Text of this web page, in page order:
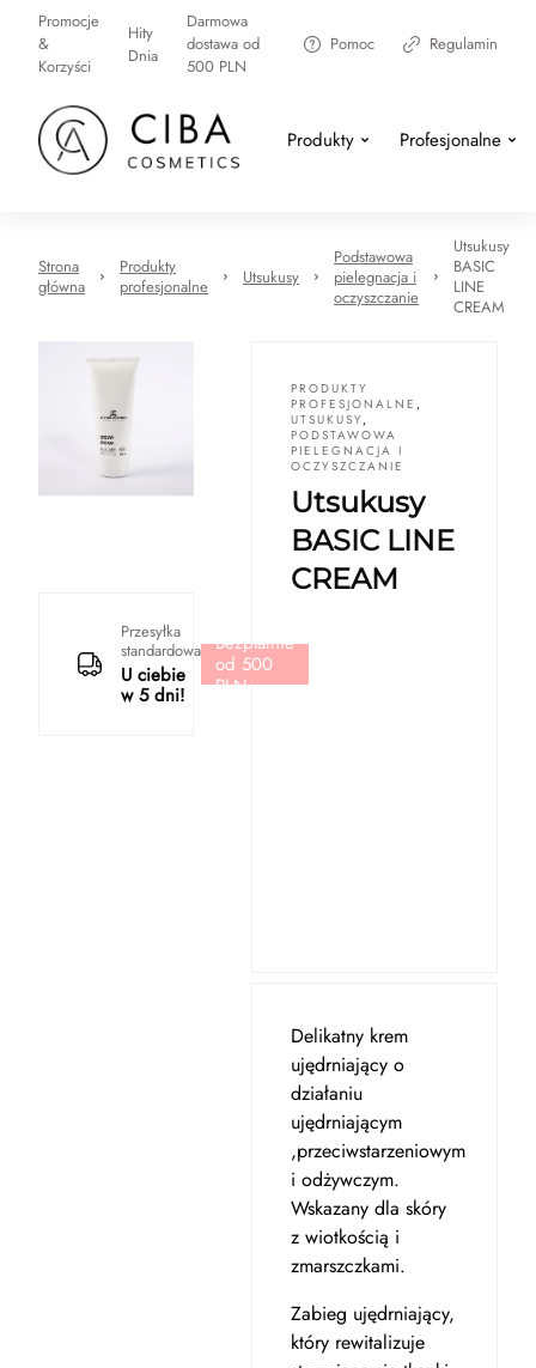
Promocje
&
Korzyści
Hity
Dnia
Darmowa
dostawa od
500 PLN
Pomoc Regulamin
Produkty Profesjonalne
Strona
główna
Produkty
profesjonalne
Utsukusy
Podstawowa
pielegnacja i
oczyszczanie
Utsukusy
BASIC
LINE
CREAM
Przesyłka
standardowa
U ciebie
w 5 dni!
Bezpłatnie
od 500
PLN
PRODUKTY
PROFESJONALNE ,
UTSUKUSY,
PODSTAWOWA
PIELEGNACJA I
OCZYSZCZANIE
Utsukusy
BASIC LINE
CREAM
Delikatny krem
ujędrniający o
działaniu
ujędrniającym
,przeciwstarzeniowym
i odżywczym.
Wskazany dla skóry
z wiotkością i
zmarszczkami.
Zabieg ujędrniający,
który rewitalizuje